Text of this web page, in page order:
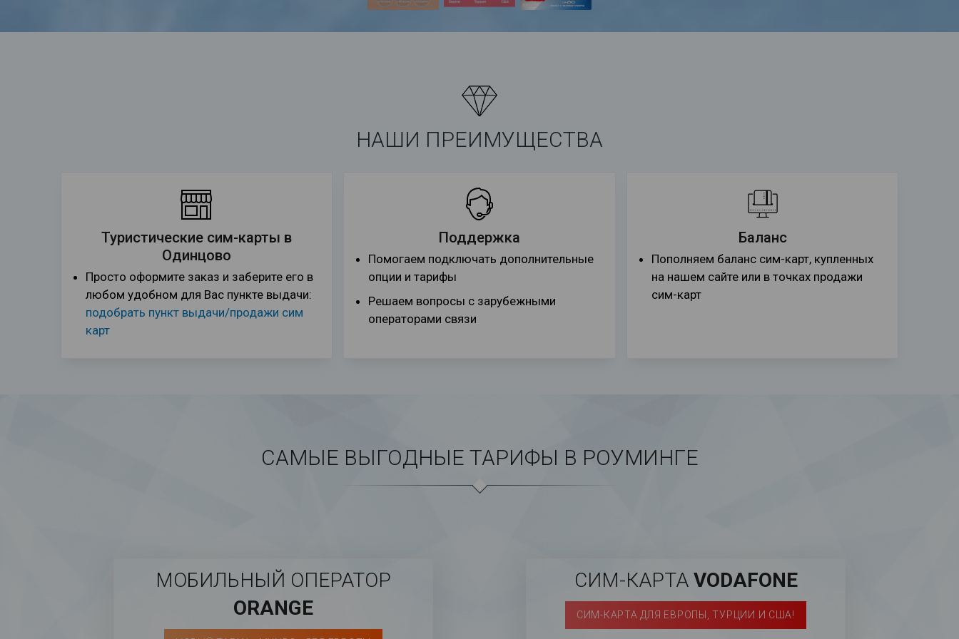
НАШИ ПРЕИМУЩЕСТВА
Туристические сим-карты в
Одинцово
Просто оформите заказ и заберите его в
любом удобном для Вас пункте выдачи:
подобрать пункт выдачи/продажи сим
карт
Поддержка
Помогаем подключать дополнительные
опции и тарифы
Решаем вопросы с зарубежными
операторами связи
Баланс
Пополняем баланс сим-карт, купленных
на нашем сайте или в точках продажи
сим-карт
САМЫЕ ВЫГОДНЫЕ ТАРИФЫ В РОУМИНГЕ
МОБИЛЬНЫЙ ОПЕРАТОР
ORANGE
СИМ-КАРТА VODAFONE
СИМ-КАРТА ДЛЯ ЕВРОПЫ, ТУРЦИИ И США!